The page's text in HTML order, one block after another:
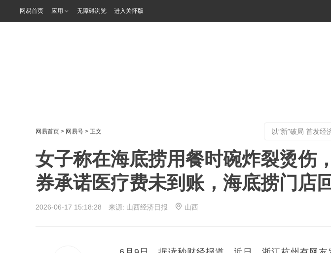
网易首页 应用 无障碍浏览 进入关怀版
网易首页 > 网易号 > 正文
女子称在海底捞用餐时碗炸裂烫伤
券承诺医疗费未到账，海底捞门店
2026-06-17 15:18:28 来源: 山西经济日报 山西